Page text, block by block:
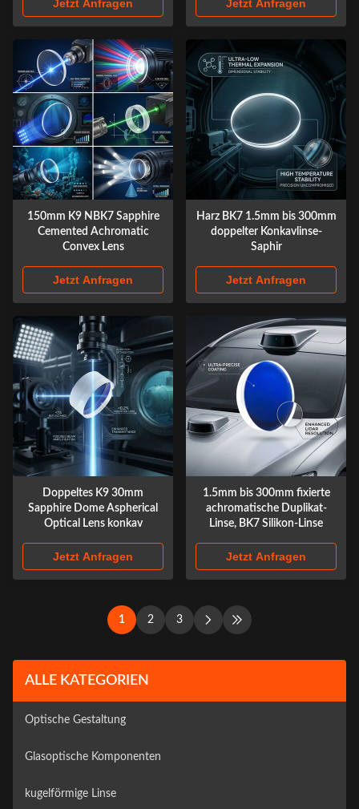
Jetzt Anfragen Jetzt Anfragen
150mm K9 NBK7 Sapphire
Cemented Achromatic
Convex Lens
Jetzt Anfragen
Harz BK7 1.5mm bis 300mm
doppelter Konkavlinse-
Saphir
Jetzt Anfragen
Doppeltes K9 30mm
Sapphire Dome Aspherical
Optical Lens konkav
Jetzt Anfragen
1.5mm bis 300mm fixierte
achromatische Duplikat-
Linse, BK7 Silikon-Linse
Jetzt Anfragen
1 2 3
ALLE KATEGORIEN
Optische Gestaltung
Glasoptische Komponenten
kugelförmige Linse